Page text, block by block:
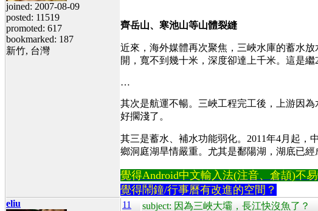
joined: 2007-08-09
posted: 11519
promoted: 617
bookmarked: 187
新竹, 台灣
齊岳山、寒池山等山體裂縫
近來，海外媒體再次聚焦，三峽水庫的蓄水
開，寬不到幾十米，深度卻達上千米。這是
…
其次是航運不暢。三峽工程完工後，上游因
好擱淺了。
其三是蓄水、補水功能弱化。2011年4月起，
鄉洞庭湖旱情嚴重。尤其是鄱陽湖，湖底已
覺得Android中文輸入法(注音、倉頡)不
覺得鬧鐘/行事曆有改進的空間？
eliu 11 subject: 因為三峽大壩，長江快沒魚了？